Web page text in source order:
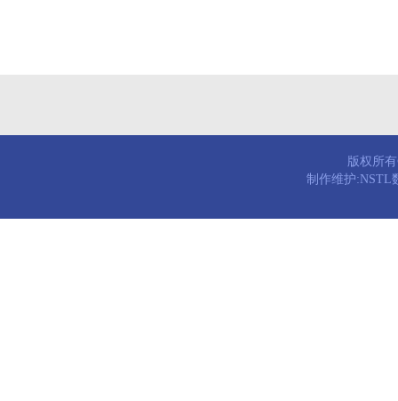
版权所
制作维护:NSTL